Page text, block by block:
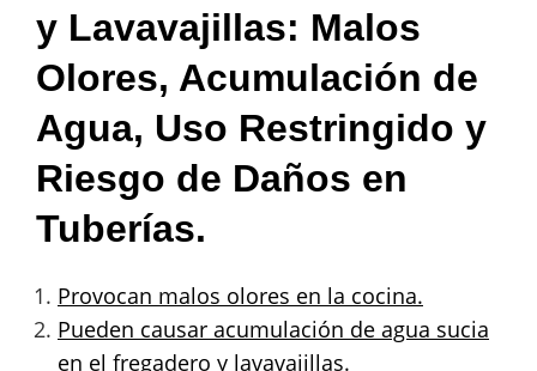
y Lavavajillas: Malos
Olores, Acumulación de
Agua, Uso Restringido y
Riesgo de Daños en
Tuberías.
Provocan malos olores en la cocina.
Pueden causar acumulación de agua sucia
en el fregadero y lavavajillas.